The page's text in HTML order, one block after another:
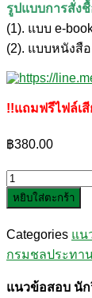
รูปแบบการสั่ง
(1). แบบ e-
(2). แบบหนังสื
!!แถมฟรีไฟล์เ
฿380.00
จำนวน
แนว
นัก
วิทยาศาสตร์
หยิบใส่ตะกร้า
Categories แน
กรมชลประทา
แนวข้อสอบ นั